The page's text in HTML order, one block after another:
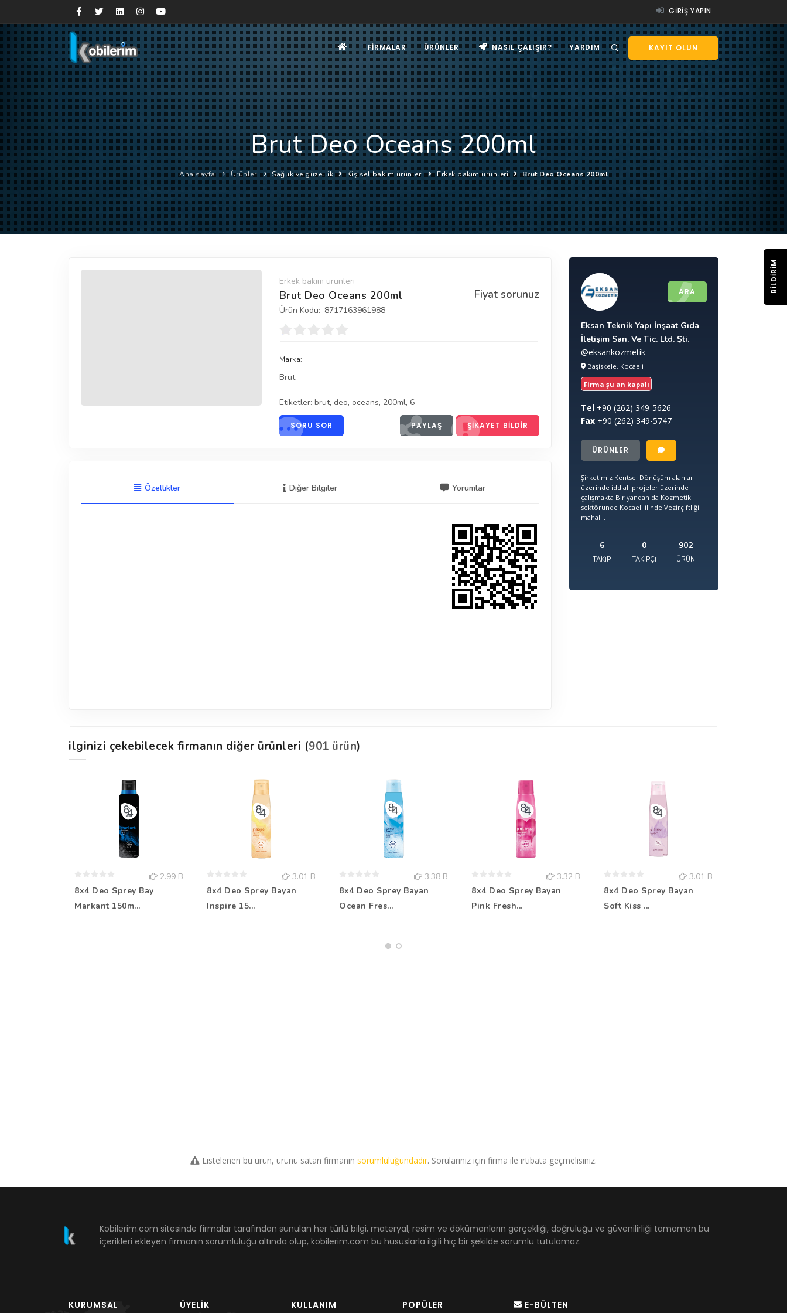
GIRIŞ YAPIN
KAYIT OLUN
FIRMALAR ÜRÜNLER NASIL ÇALIŞIR? YARDIM
Brut Deo Oceans 200ml
Ana sayfa Ürünler Sağlık ve güzellik Kişisel bakım ürünleri Erkek bakım ürünleri Brut Deo Oceans 200ml
Erkek bakım ürünleri
Fiyat sorunuz
Brut Deo Oceans 200ml
Ürün Kodu: 8717163961988
Marka:
Brut
Etiketler: brut, deo, oceans, 200ml, 6
SORU SOR PAYLAŞ ŞIKAYET BILDIR
Özellikler Diğer Bilgiler Yorumlar
ARA
Eksan Teknik Yapı İnşaat Gıda
İletişim San. Ve Tic. Ltd. Şti.
@eksankozmetik
Başiskele, Kocaeli
Firma şu an kapalı
Tel +90 (262) 349-5626
Fax +90 (262) 349-5747
ÜRÜNLER
Şirketimiz Kentsel Dönüşüm alanları
üzerinde iddialı projeler üzerinde
çalışmakta Bir yandan da Kozmetik
sektöründe Kocaeli ilinde Vezirçiftliği
mahal...
6
TAKIP
0
TAKIPÇI
902
ÜRÜN
ilginizi çekebilecek firmanın diğer ürünleri (901 ürün)
2.99 B
8x4 Deo Sprey Bay
Markant 150m...
3.01 B
8x4 Deo Sprey Bayan
Inspire 15...
3.38 B
8x4 Deo Sprey Bayan
Ocean Fres...
3.32 B
8x4 Deo Sprey Bayan
Pink Fresh...
3.01 B
8x4 Deo Sprey Bayan
Soft Kiss ...
Listelenen bu ürün, ürünü satan firmanın sorumluluğundadır. Sorularınız için firma ile irtibata geçmelisiniz.
Kobilerim.com sitesinde firmalar tarafından sunulan her türlü bilgi, materyal, resim ve dökümanların gerçekliği, doğruluğu ve güvenilirliği tamamen bu
içerikleri ekleyen firmanın sorumluluğu altında olup, kobilerim.com bu hususlarla ilgili hiç bir şekilde sorumlu tutulamaz.
KURUMSAL ÜYELIK KULLANIM POPÜLER E-BÜLTEN
BILDIRIM